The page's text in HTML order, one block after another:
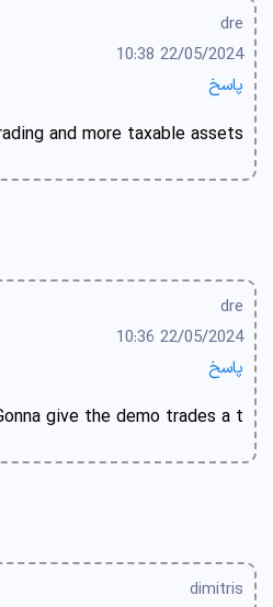
dre
22/05/2024 10:38
پاسخ
and more taxable assets.
dre
22/05/2024 10:36
پاسخ
give the demo trades a t.
dimitris